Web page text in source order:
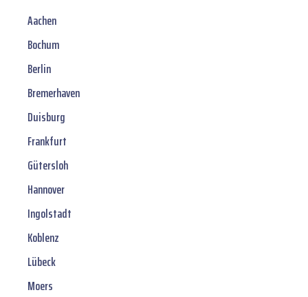
Aachen
Bochum
Berlin
Bremerhaven
Duisburg
Frankfurt
Gütersloh
Hannover
Ingolstadt
Koblenz
Lübeck
Moers